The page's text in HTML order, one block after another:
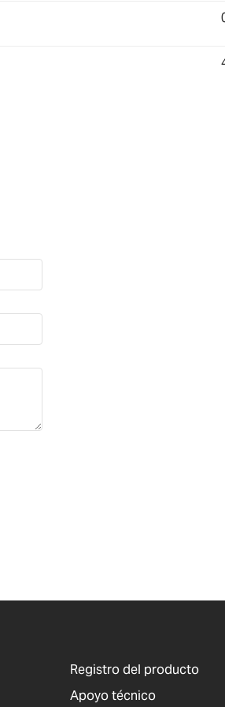
Registro del producto
Apoyo técnico